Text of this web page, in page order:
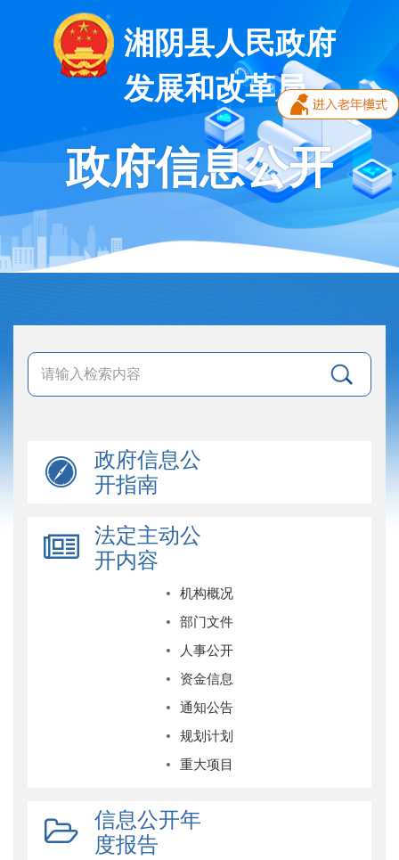
湘阴县人民政府
发展和改革局
政府信息公开
政府信息公
开指南
法定主动公
开内容
机构概况
部门文件
人事公开
资金信息
通知公告
规划计划
重大项目
信息公开年
度报告